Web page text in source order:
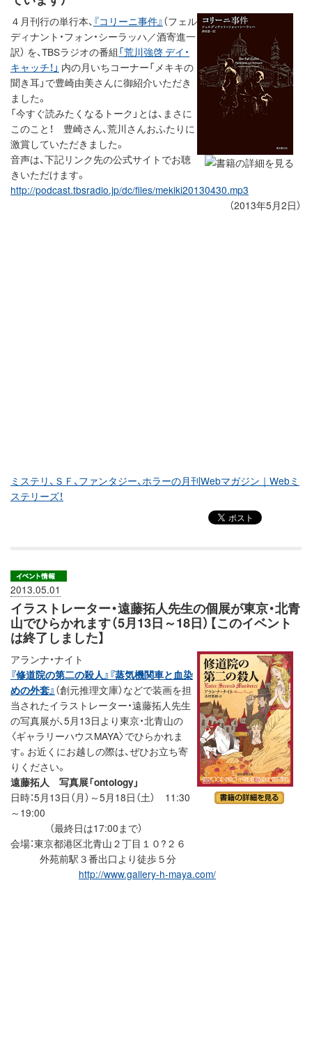
４月刊行の単行本、 『コリーニ事件』 （フェル
ディナント・フォン・シーラッハ／酒寄進一
訳） を、TBSラジオの番組 「荒川強啓 デイ・
キャッチ！」 内の月いちコーナー「メキキの
聞き耳」で豊崎由美さんに御紹介いただき
ました。
「今すぐ読みたくなるトーク」とは、まさに
このこと！ 豊崎さん、荒川さんおふたりに
激賞していただきました。
音声は、下記リンク先の公式サイトでお聴
きいただけます。
http://podcast.tbsradio.jp/dc/files/mekiki20130430.mp3
（2013年5月2日）
ミステリ、ＳＦ、ファンタジー、ホラーの月刊Webマガジン｜Webミ
ステリーズ！
2013.05.01
イラストレーター・遠藤拓人先生の個展が東京・北青
山でひらかれます（5月13日～18日）【このイベント
は終了しました】
アランナ・ナイト
『修道院の第二の殺人』 『蒸気機関車と血染
めの外套』 （創元推理文庫）などで装画を担
当されたイラストレーター・遠藤拓人先生
の写真展が、5月13日より東京・北青山の
〈ギャラリーハウスMAYA〉でひらかれま
す。お近くにお越しの際は、ぜひお立ち寄
りください。
遠藤拓人 写真展「ontology」
日時：5月13日（月）～5月18日（土） 11:30
～19:00
（最終日は17:00まで）
会場：東京都港区北青山２丁目１０?２６
外苑前駅３番出口より徒歩５分
http://www.gallery-h-maya.com/